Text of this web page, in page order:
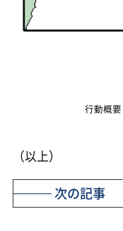
行動概
（以上）
次の記事